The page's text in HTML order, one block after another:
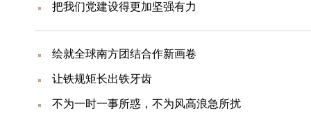
把我们党建设得更加坚强有力
绘就全球南方团结合作新画卷
让铁规矩长出铁牙齿
不为一时一事所惑，不为风高浪急所扰